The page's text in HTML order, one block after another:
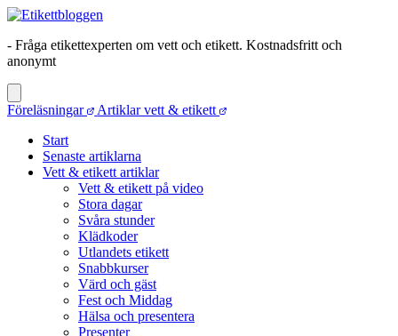
- Fråga etikettexperten om vett och etikett. Kostnadsfritt och
anonymt
Föreläsningar
Artiklar vett & etikett
Start
Senaste artiklarna
Vett & etikett artiklar
Vett & etikett på video
Stora dagar
Svåra stunder
Klädkoder
Utlandets etikett
Snabbkurser
Värd och gäst
Fest och Middag
Hälsa och presentera
Presenter